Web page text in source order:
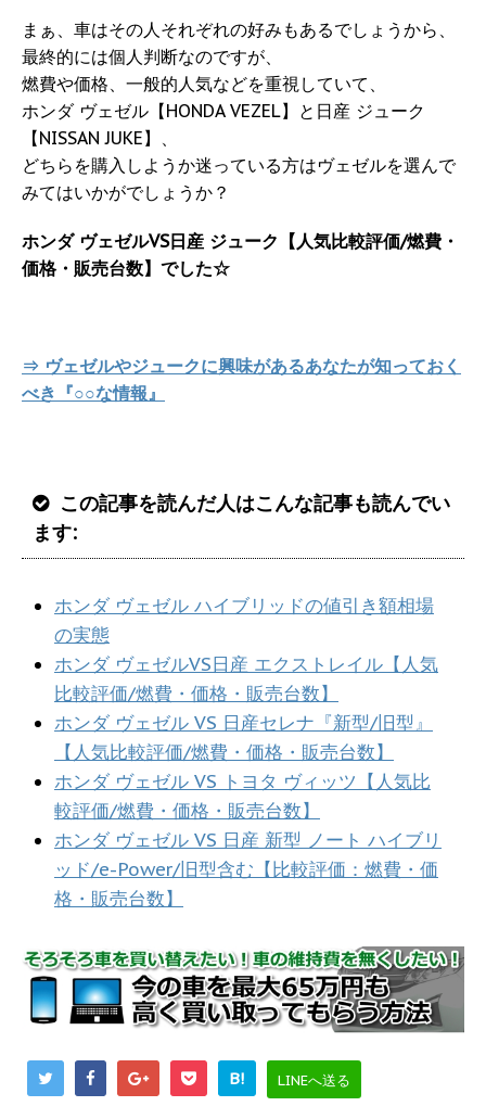
まぁ、車はその人それぞれの好みもあるでしょうから、
最終的には個人判断なのですが、
燃費や価格、一般的人気などを重視していて、
ホンダ ヴェゼル【HONDA VEZEL】と日産 ジューク
【NISSAN JUKE】、
どちらを購入しようか迷っている方はヴェゼルを選んで
みてはいかがでしょうか？
ホンダ ヴェゼルVS日産 ジューク【人気比較評価/燃費・
価格・販売台数】でした☆
⇒ ヴェゼルやジュークに興味があるあなたが知っておく
べき『○○な情報』
この記事を読んだ人はこんな記事も読んでい
ます:
ホンダ ヴェゼル ハイブリッドの値引き額相場
の実態
ホンダ ヴェゼルVS日産 エクストレイル【人気
比較評価/燃費・価格・販売台数】
ホンダ ヴェゼル VS 日産セレナ『新型/旧型』
【人気比較評価/燃費・価格・販売台数】
ホンダ ヴェゼル VS トヨタ ヴィッツ【人気比
較評価/燃費・価格・販売台数】
ホンダ ヴェゼル VS 日産 新型 ノート ハイブリ
ッド/e-Power/旧型含む【比較評価：燃費・価
格・販売台数】
B! LINEへ送る